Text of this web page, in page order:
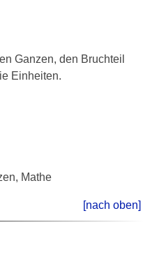
Ganzen, den Bruchteil
Einheiten.
Mathe
[nach oben]